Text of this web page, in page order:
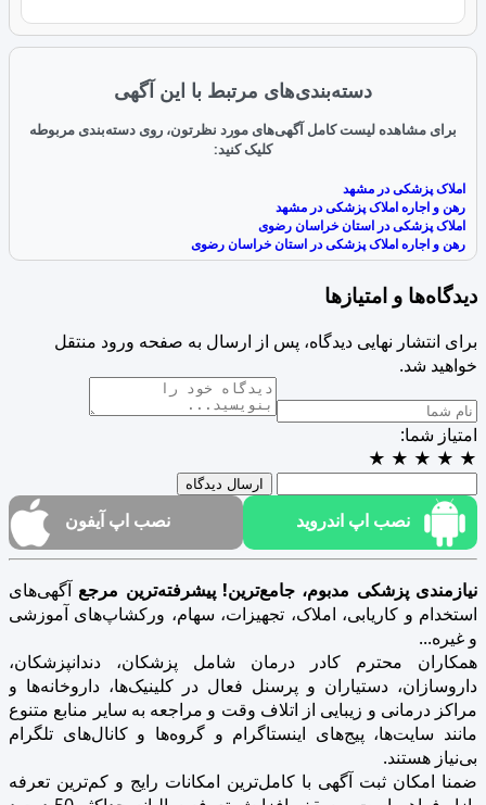
دسته‌بندی‌های مرتبط با این آگهی
برای مشاهده لیست کامل آگهی‌های مورد نظرتون، روی دسته‌بندی مربوطه
کلیک کنید:
املاک پزشکی در مشهد
رهن و اجاره املاک پزشکی در مشهد
املاک پزشکی در استان خراسان رضوی
رهن و اجاره املاک پزشکی در استان خراسان رضوی
دیدگاه‌ها و امتیازها
برای انتشار نهایی دیدگاه، پس از ارسال به صفحه ورود منتقل
خواهید شد.
امتیاز شما:
★
★
★
★
★
ارسال دیدگاه
نصب اپ اندروید نصب اپ آیفون
نیازمندی پزشکی مدبوم، جامع‌ترین! پیشرفته‌ترین مرجع آگهی‌های
استخدام و کاریابی، املاک، تجهیزات، سهام، ورکشاپ‌های آموزشی
و غیره...
همکاران محترم کادر درمان شامل پزشکان، دندانپزشکان،
داروسازان، دستیاران و پرسنل فعال در کلینیک‌ها، داروخانه‌ها و
مراکز درمانی و زیبایی از اتلاف وقت و مراجعه به سایر منابع متنوع
مانند سایت‌ها، پیج‌های اینستاگرام و گروه‌ها و کانال‌های تلگرام
بی‌نیاز هستند.
ضمنا امکان ثبت آگهی با کامل‌ترین امکانات رایج و کم‌ترین تعرفه